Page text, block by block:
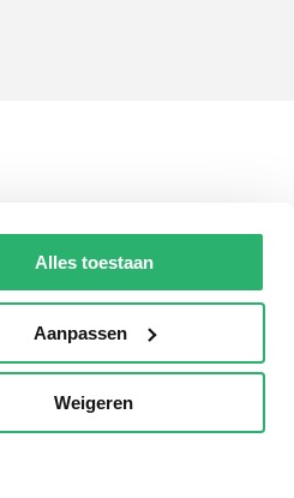
Alles toestaan
Aanpassen
Weigeren
Voorleesdagen
Boekenprijs